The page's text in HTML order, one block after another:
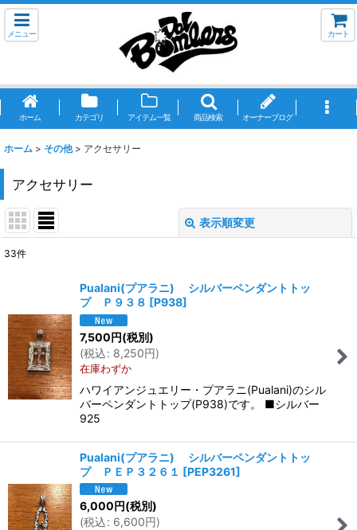
メニュー カート
ホーム カテゴリ アイテム一覧 商品検索 オーナーブログ
ホーム > その他 > アクセサリー
アクセサリー
表示順変更
並び順:
絞り込む
33件
Pualani(プアラニ) シルバーペンダントトッ
プ Ｐ９３８ [P938]
7,500円(税別)
(税込: 8,250円)
在庫わずか
ハワイアンジュエリー・プアラニ(Pualani)のシル
バーペンダントトップ(P938)です。 ■シルバー
925
Pualani(プアラニ) シルバーペンダントトッ
プ ＰＥＰ３２６１ [PEP3261]
6,000円(税別)
(税込: 6,600円)